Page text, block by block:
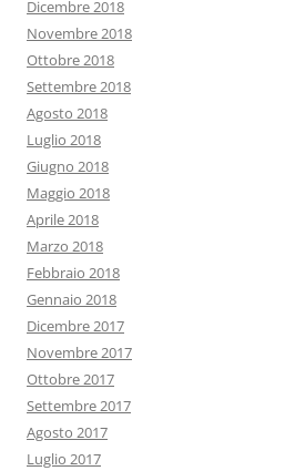
Dicembre 2018
Novembre 2018
Ottobre 2018
Settembre 2018
Agosto 2018
Luglio 2018
Giugno 2018
Maggio 2018
Aprile 2018
Marzo 2018
Febbraio 2018
Gennaio 2018
Dicembre 2017
Novembre 2017
Ottobre 2017
Settembre 2017
Agosto 2017
Luglio 2017